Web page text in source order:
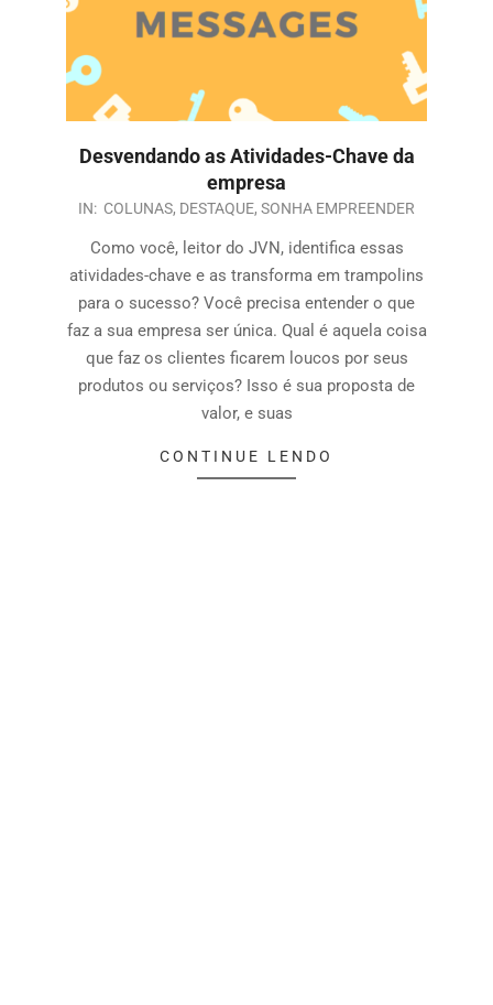
Desvendando as Atividades-Chave da
empresa
IN: COLUNAS, DESTAQUE, SONHA EMPREENDER
Como você, leitor do JVN, identifica essas
atividades-chave e as transforma em trampolins
para o sucesso? Você precisa entender o que
faz a sua empresa ser única. Qual é aquela coisa
que faz os clientes ficarem loucos por seus
produtos ou serviços? Isso é sua proposta de
valor, e suas
CONTINUE LENDO